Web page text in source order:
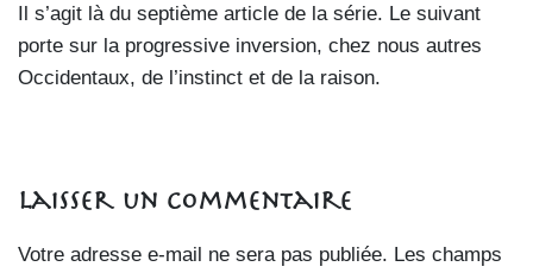
Il s’agit là du septième article de la série. Le suivant
porte sur la progressive inversion, chez nous autres
Occidentaux, de l’instinct et de la raison.
Laisser un commentaire
Votre adresse e-mail ne sera pas publiée. Les champs